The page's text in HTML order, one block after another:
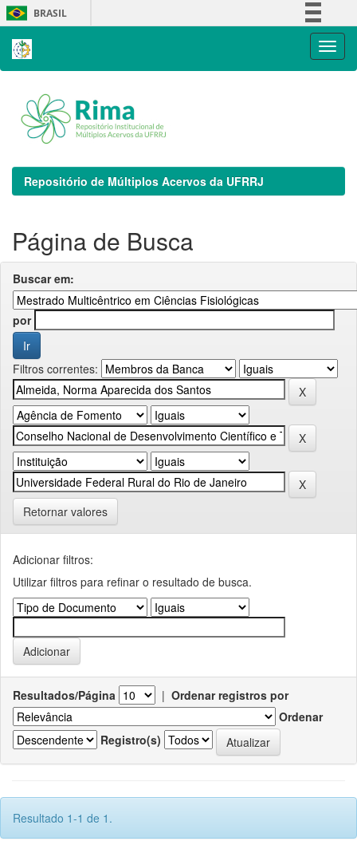
Skip
navigation
BRASIL
Repositório de Múltiplos Acervos da UFRRJ
Página de Busca
Buscar em:
por
Filtros correntes:
Retornar valores
Adicionar filtros:
Utilizar filtros para refinar o resultado de busca.
Resultados/Página | Ordenar registros por
Ordenar
Registro(s)
Resultado 1-1 de 1.